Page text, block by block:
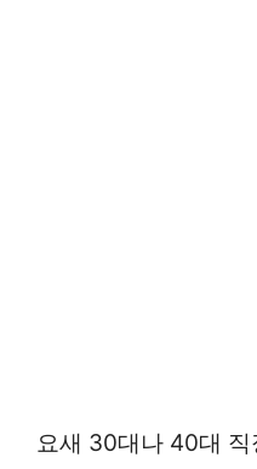
요새 30대나 40대